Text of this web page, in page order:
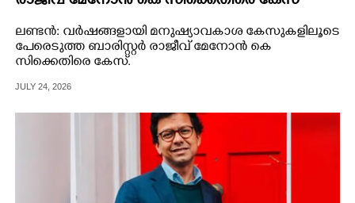
ലണ്ടൻ: വർഷങ്ങളായി മനുഷ്യാവകാശ കേസുകളിലൂടെ
പേരെടുത്ത ബാരിസ്റ്റർ രാജീവ് മേനോൻ കെ
സിക്കെതിരെ കേസ്.
JULY 24, 2026